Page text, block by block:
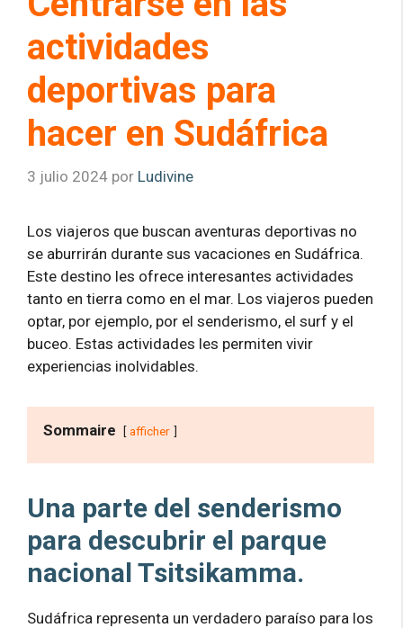
actividades
deportivas para
hacer en Sudáfrica
3 julio 2024 por Ludivine
Los viajeros que buscan aventuras deportivas no
se aburrirán durante sus vacaciones en Sudáfrica.
Este destino les ofrece interesantes actividades
tanto en tierra como en el mar. Los viajeros pueden
optar, por ejemplo, por el senderismo, el surf y el
buceo. Estas actividades les permiten vivir
experiencias inolvidables.
Sommaire afficher
Una parte del senderismo
para descubrir el parque
nacional Tsitsikamma.
Sudáfrica representa un verdadero paraíso para los